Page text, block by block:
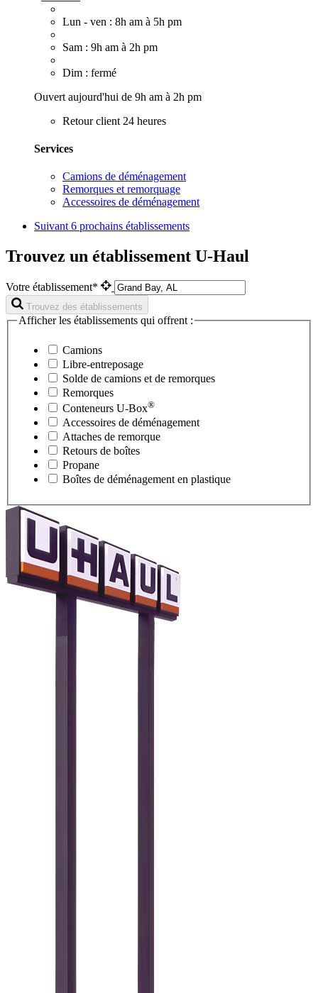
Lun - ven : 8h am à 5h pm
Sam : 9h am à 2h pm
Dim : fermé
Ouvert aujourd'hui de 9h am à 2h pm
Retour client 24 heures
Services
Camions de déménagement
Remorques et remorquage
Accessoires de déménagement
Suivant 6 prochains établissements
Trouvez un établissement U-Haul
Votre établissement*
Trouvez des établissements
Afficher les établissements qui offrent :
Camions
Libre-entreposage
Solde de camions et de remorques
Remorques
Conteneurs U-Box®
Accessoires de déménagement
Attaches de remorque
Retours de boîtes
Propane
Boîtes de déménagement en plastique